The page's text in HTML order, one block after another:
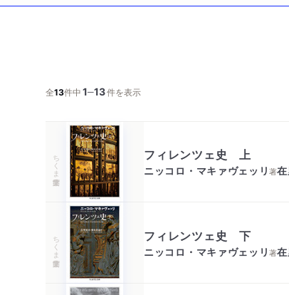
全13件中1─13件を表示
ちくま学芸文庫 フィレンツェ史 上
ニッコロ・マキァヴェッリ著
ちくま学芸文庫 フィレンツェ史 下
ニッコロ・マキァヴェッリ著